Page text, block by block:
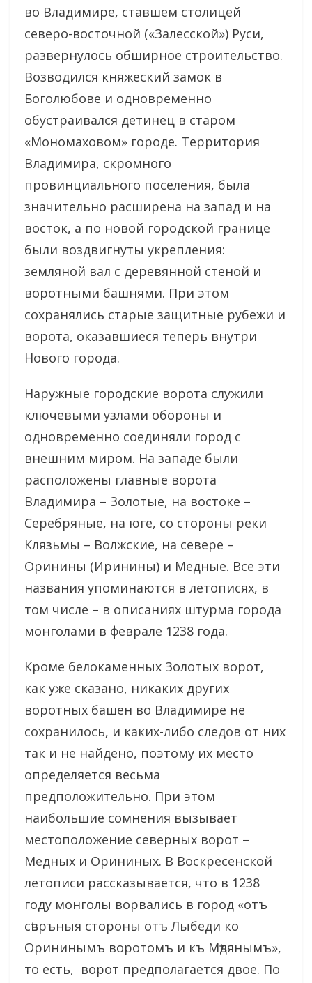
во Владимире, ставшем столицей
северо-восточной («Залесской») Руси,
развернулось обширное строительство.
Возводился княжеский замок в
Боголюбове и одновременно
обустраивался детинец в старом
«Мономаховом» городе. Территория
Владимира, скромного
провинциального поселения, была
значительно расширена на запад и на
восток, а по новой городской границе
были воздвигнуты укрепления:
земляной вал с деревянной стеной и
воротными башнями. При этом
сохранялись старые защитные рубежи и
ворота, оказавшиеся теперь внутри
Нового города.
Наружные городские ворота служили
ключевыми узлами обороны и
одновременно соединяли город с
внешним миром. На западе были
расположены главные ворота
Владимира – Золотые, на востоке –
Серебряные, на юге, со стороны реки
Клязьмы – Волжские, на севере –
Оринины (Иринины) и Медные. Все эти
названия упоминаются в летописях, в
том числе – в описаниях штурма города
монголами в феврале 1238 года.
Кроме белокаменных Золотых ворот,
как уже сказано, никаких других
воротных башен во Владимире не
сохранилось, и каких-либо следов от них
так и не найдено, поэтому их место
определяется весьма
предположительно. При этом
наибольшие сомнения вызывает
местоположение северных ворот –
Медных и Орининых. В Воскресенской
летописи рассказывается, что в 1238
году монголы ворвались в город «отъ
сѣвръныя стороны отъ Лыбеди ко
Орининымъ воротомъ и къ Мѣдянымъ»,
то есть, ворот предполагается двое. По